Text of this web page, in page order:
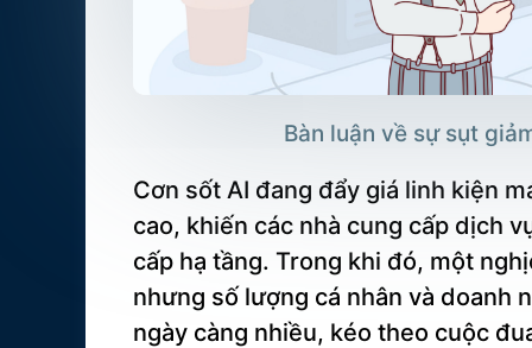
Bàn luận về sự sụt
Cơn sốt AI đang đẩy giá linh kiện
cao, khiến các nhà cung cấp dịch
cấp hạ tầng. Trong khi đó, một
nhưng số lượng cá nhân và doanh
ngày càng nhiều, kéo theo cuộc